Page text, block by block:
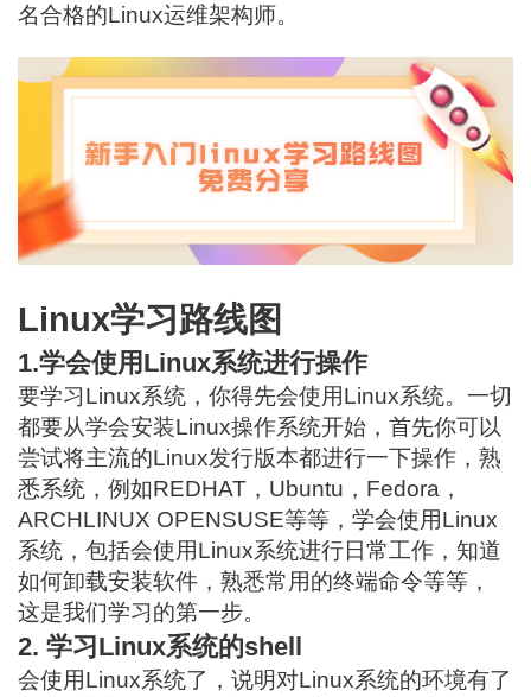
名合格的Linux运维架构师。
Linux学习路线图
1.学会使用Linux系统进行操作
要学习Linux系统，你得先会使用Linux系统。一切
都要从学会安装Linux操作系统开始，首先你可以
尝试将主流的Linux发行版本都进行一下操作，熟
悉系统，例如REDHAT，Ubuntu，Fedora，
ARCHLINUX OPENSUSE等等，学会使用Linux
系统，包括会使用Linux系统进行日常工作，知道
如何卸载安装软件，熟悉常用的终端命令等等，
这是我们学习的第一步。
2. 学习Linux系统的shell
会使用Linux系统了，说明对Linux系统的环境有了